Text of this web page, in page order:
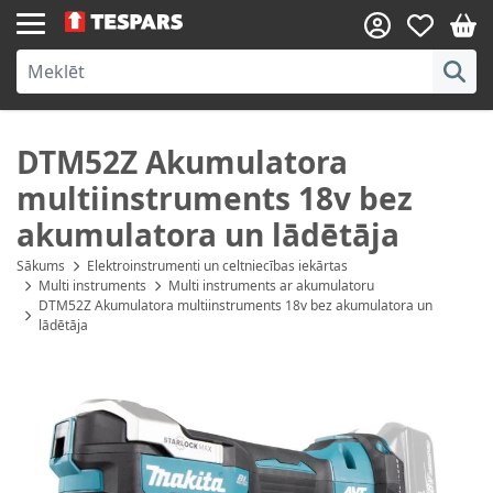
Skip to Content
DTM52Z Akumulatora
multiinstruments 18v bez
akumulatora un lādētāja
Sākums
Elektroinstrumenti un celtniecības iekārtas
Multi instruments
Multi instruments ar akumulatoru
DTM52Z Akumulatora multiinstruments 18v bez akumulatora un
lādētāja